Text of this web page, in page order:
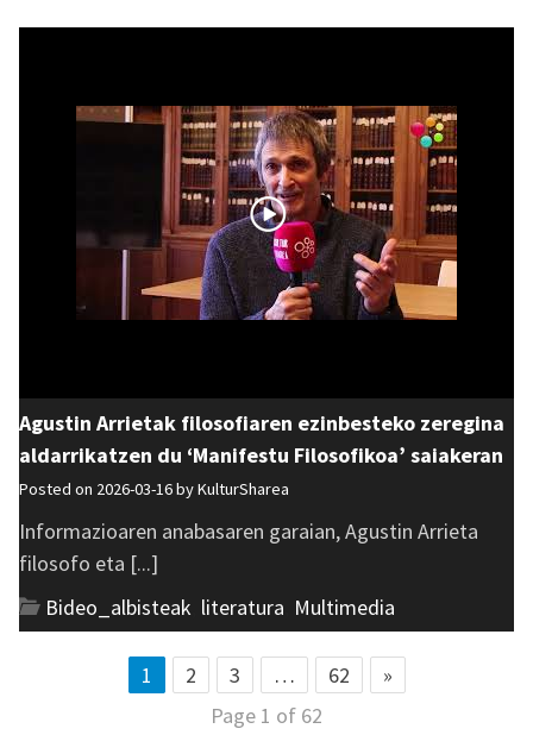
Agustin Arrietak filosofiaren ezinbesteko zeregina
aldarrikatzen du ‘Manifestu Filosofikoa’ saiakeran
Posted on 2026-03-16 byKulturSharea
Informazioaren anabasaren garaian, Agustin Arrieta
filosofo eta [...]
Bideo_albisteak literatura Multimedia
1 2 3 … 62
»
Page 1 of 62